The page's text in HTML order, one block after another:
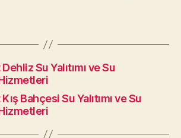
Su Yalıtımı ve Su
Bahçesi Su Yalıtımı ve Su